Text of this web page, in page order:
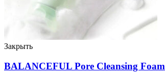
Закрыть
BALANCEFUL Pore Cleansing Foam